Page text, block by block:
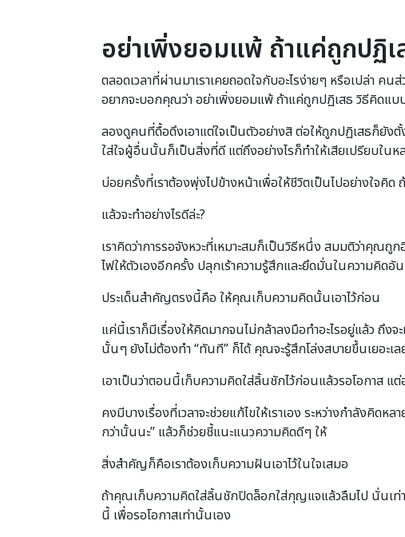
อย่าเพิ่งยอมแพ้ ถ้าแค่ถูกปฏิเ
ตลอดเวลาที่ผ่านมาเราเคยถอดใจกับอะไรง่ายๆ หรือเปล่า
อยากจะบอกคุณว่า อย่าเพิ่งยอมแพ้ ถ้าแค่ถูกปฏิเสธ วิธีคิดแบบ
ลองดูคนที่ดื้อดึงเอาแต่ใจเป็นตัวอย่างสิ ต่อให้ถูกปฏิเสธก็ยัง
ใส่ใจผู้อื่นนั้นก็เป็นสิ่งที่ดี แต่ถึงอย่างไรก็ทำให้เสียเปรียบในห
บ่อยครั้งที่เราต้องพุ่งไปข้างหน้าเพื่อให้ชีวิตเป็นไปอย่างใจคิ
แล้วจะทำอย่างไรดีล่ะ?
เราคิดว่าการรอจังหวะที่เหมาะสมก็เป็นวิธีหนึ่ง สมมติว่าคุ
ไฟให้ตัวเองอีกครั้ง ปลุกเร้าความรู้สึกและยึดมั่นในความคิดอั
ประเด็นสำคัญตรงนี้คือ ให้คุณเก็บความคิดนั้นเอาไว้ก่อน
แค่นี้เราก็มีเรื่องให้คิดมากจนไม่กล้าลงมือทำอะไรอยู่แล้ว ถึง
นั้นๆ ยังไม่ต้องทำ “ทันที” ก็ได้ คุณจะรู้สึกโล่งสบายขึ้นเยอะเล
เอาเป็นว่าตอนนี้เก็บความคิดใส่ลิ้นชักไว้ก่อนแล้วรอโอกาส แต่
คงมีบางเรื่องที่เวลาจะช่วยแก้ไขให้เราเอง ระหว่างกำลังคิ
กว่านั้นนะ” แล้วก็ช่วยชี้แนะแนวความคิดดีๆ ให้
สิ่งสำคัญก็คือเราต้องเก็บความฝันเอาไว้ในใจเสมอ
ถ้าคุณเก็บความคิดใส่ลิ้นชักปิดล็อกใส่กุญแจแล้วลืมไป นั่นเท่า
นี้ เพื่อรอโอกาสเท่านั้นเอง